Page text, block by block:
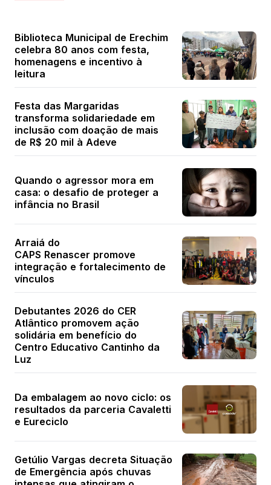
Biblioteca Municipal de Erechim
celebra 80 anos com festa,
homenagens e incentivo à
leitura
Festa das Margaridas
transforma solidariedade em
inclusão com doação de mais
de R$ 20 mil à Adeve
Quando o agressor mora em
casa: o desafio de proteger a
infância no Brasil
Arraiá do
CAPS Renascer promove
integração e fortalecimento de
vínculos
Debutantes 2026 do CER
Atlântico promovem ação
solidária em benefício do
Centro Educativo Cantinho da
Luz
Da embalagem ao novo ciclo: os
resultados da parceria Cavaletti
e Eureciclo
Getúlio Vargas decreta Situação
de Emergência após chuvas